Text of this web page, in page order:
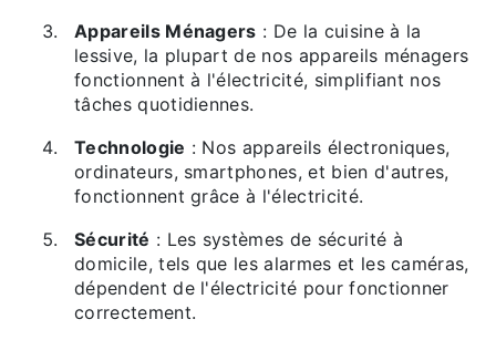
Appareils Ménagers : De la cuisine à la
lessive, la plupart de nos appareils ménagers
fonctionnent à l'électricité, simplifiant nos
tâches quotidiennes.
Technologie : Nos appareils électroniques,
ordinateurs, smartphones, et bien d'autres,
fonctionnent grâce à l'électricité.
Sécurité : Les systèmes de sécurité à
domicile, tels que les alarmes et les caméras,
dépendent de l'électricité pour fonctionner
correctement.